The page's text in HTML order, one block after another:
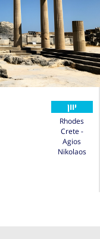
יוון
Rhodes
Crete -
Agios
Nikolaos